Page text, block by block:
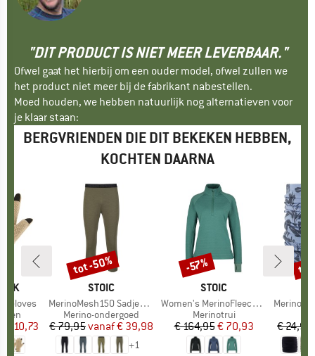
"DIT PRODUCT IS NIET MEER LEVERBAAR."
Ofwel gaat het hierbij om een ouder model, ofwel zullen we
het product niet meer bij de fabrikant nabestellen.
Moed houden, we hebben natuurlijk nog alternatieven voor
je klaar staan:
BERGVRIENDEN DIE DIT BEKEKEN HEBBEN,
KOCHTEN DAARNA
Gloves
prijs
€ 10,73
MERK
STOIC
Artikel
MerinoMesh150 SadjemSt. 3/4 Pants
Productgroep
Merino-ondergoed
Prijs
€ 79,95 Verlaagde prijs
vanaf€ 39,98
+1
Korting
tot -50%
MERK
STOIC
Artikel
Women's MerinoFleece260 FlenSt. Half Zip
Productgroep
Merinotrui
Prijs
€ 164,95Verlaagde prijs
€ 70,93
Korting
-57%
Artikel
Merino150
€ 24,95
tot